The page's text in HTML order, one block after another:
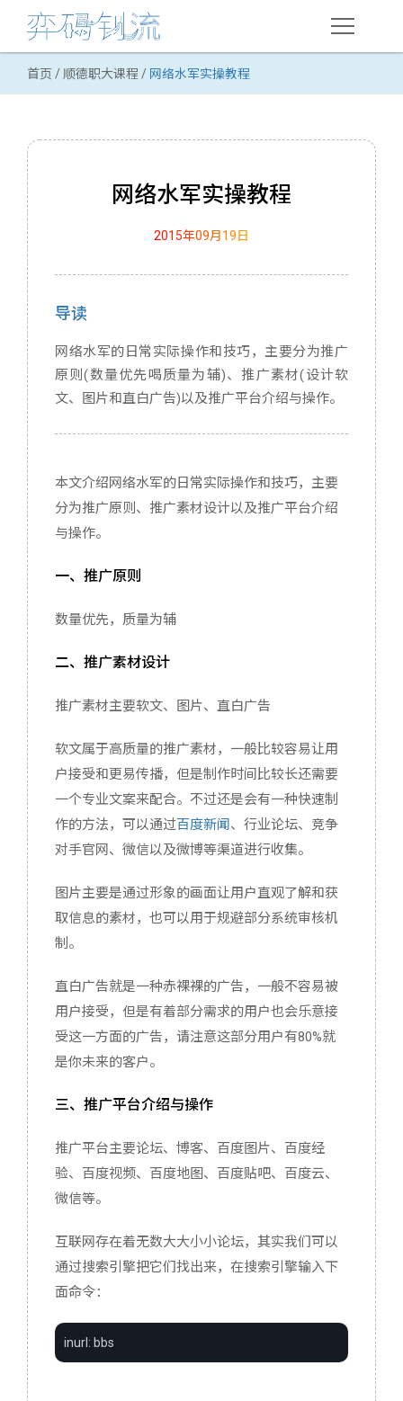
在线课程
用户体验优化
顺德职大课程
Web技术
HTML语言
域名
服务器配置
关于我
首页 / 顺德职大课程 / 网络水军实操教程
网络水军实操教程
2015年09月19日
导读
网络水军的日常实际操作和技巧，主要分为推广
原则(数量优先喝质量为辅)、推广素材(设计软
文、图片和直白广告)以及推广平台介绍与操作。
本文介绍网络水军的日常实际操作和技巧，主要
分为推广原则、推广素材设计以及推广平台介绍
与操作。
一、推广原则
数量优先，质量为辅
二、推广素材设计
推广素材主要软文、图片、直白广告
软文属于高质量的推广素材，一般比较容易让用
户接受和更易传播，但是制作时间比较长还需要
一个专业文案来配合。不过还是会有一种快速制
作的方法，可以通过百度新闻、行业论坛、竞争
对手官网、微信以及微博等渠道进行收集。
图片主要是通过形象的画面让用户直观了解和获
取信息的素材，也可以用于规避部分系统审核机
制。
直白广告就是一种赤裸裸的广告，一般不容易被
用户接受，但是有着部分需求的用户也会乐意接
受这一方面的广告，请注意这部分用户有80%就
是你未来的客户。
三、推广平台介绍与操作
推广平台主要论坛、博客、百度图片、百度经
验、百度视频、百度地图、百度贴吧、百度云、
微信等。
互联网存在着无数大大小小论坛，其实我们可以
通过搜索引擎把它们找出来，在搜索引擎输入下
面命令：
inurl: bbs